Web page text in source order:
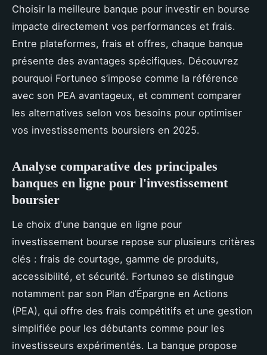
Choisir la meilleure banque pour investir en bourse
impacte directement vos performances et frais.
Entre plateformes, frais et offres, chaque banque
présente des avantages spécifiques. Découvrez
pourquoi Fortuneo s’impose comme la référence
avec son PEA avantageux, et comment comparer
les alternatives selon vos besoins pour optimiser
vos investissements boursiers en 2025.
Analyse comparative des principales
banques en ligne pour l'investissement
boursier
Le choix d'une banque en ligne pour
investissement bourse repose sur plusieurs critères
clés : frais de courtage, gamme de produits,
accessibilité, et sécurité. Fortuneo se distingue
notamment par son Plan d’Épargne en Actions
(PEA), qui offre des frais compétitifs et une gestion
simplifiée pour les débutants comme pour les
investisseurs expérimentés. La banque propose